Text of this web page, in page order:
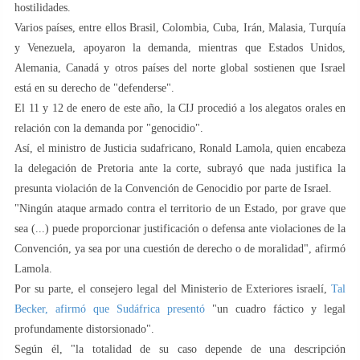
hostilidades.
Varios países, entre ellos Brasil, Colombia, Cuba, Irán, Malasia, Turquía
y Venezuela, apoyaron la demanda, mientras que Estados Unidos,
Alemania, Canadá y otros países del norte global sostienen que Israel
está en su derecho de "defenderse".
El 11 y 12 de enero de este año, la CIJ procedió a los alegatos orales en
relación con la demanda por "genocidio".
Así, el ministro de Justicia sudafricano, Ronald Lamola, quien encabeza
la delegación de Pretoria ante la corte, subrayó que nada justifica la
presunta violación de la Convención de Genocidio por parte de Israel.
"Ningún ataque armado contra el territorio de un Estado, por grave que
sea (...) puede proporcionar justificación o defensa ante violaciones de la
Convención, ya sea por una cuestión de derecho o de moralidad", afirmó
Lamola.
Por su parte, el consejero legal del Ministerio de Exteriores israelí, Tal
Becker, afirmó que Sudáfrica presentó "un cuadro fáctico y legal
profundamente distorsionado".
Según él, "la totalidad de su caso depende de una descripción